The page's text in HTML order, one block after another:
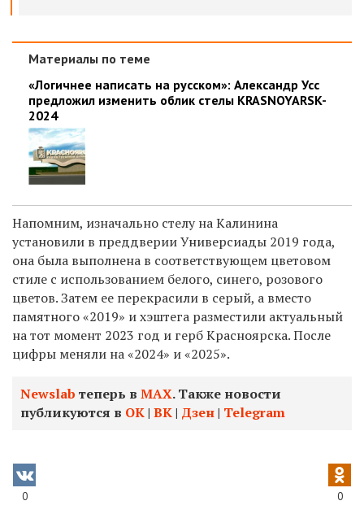
Материалы по теме
«Логичнее написать на русском»: Александр Усс
предложил изменить облик стелы KRASNOYARSK-
2024
Напомним, изначально стелу на Калинина
установили в преддверии Универсиады 2019 года,
она была выполнена в соответствующем цветовом
стиле с использованием белого, синего, розового
цветов. Затем ее перекрасили в серый, а вместо
памятного «2019» и хэштега разместили актуальный
на тот момент 2023 год и герб Красноярска. После
цифры меняли на «2024» и «2025».
Newslab теперь в МАХ. Также новости
публикуются в ОК| ВК| Дзен| Telegram
0 0